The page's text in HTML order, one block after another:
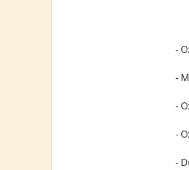
-
-
-
-
-